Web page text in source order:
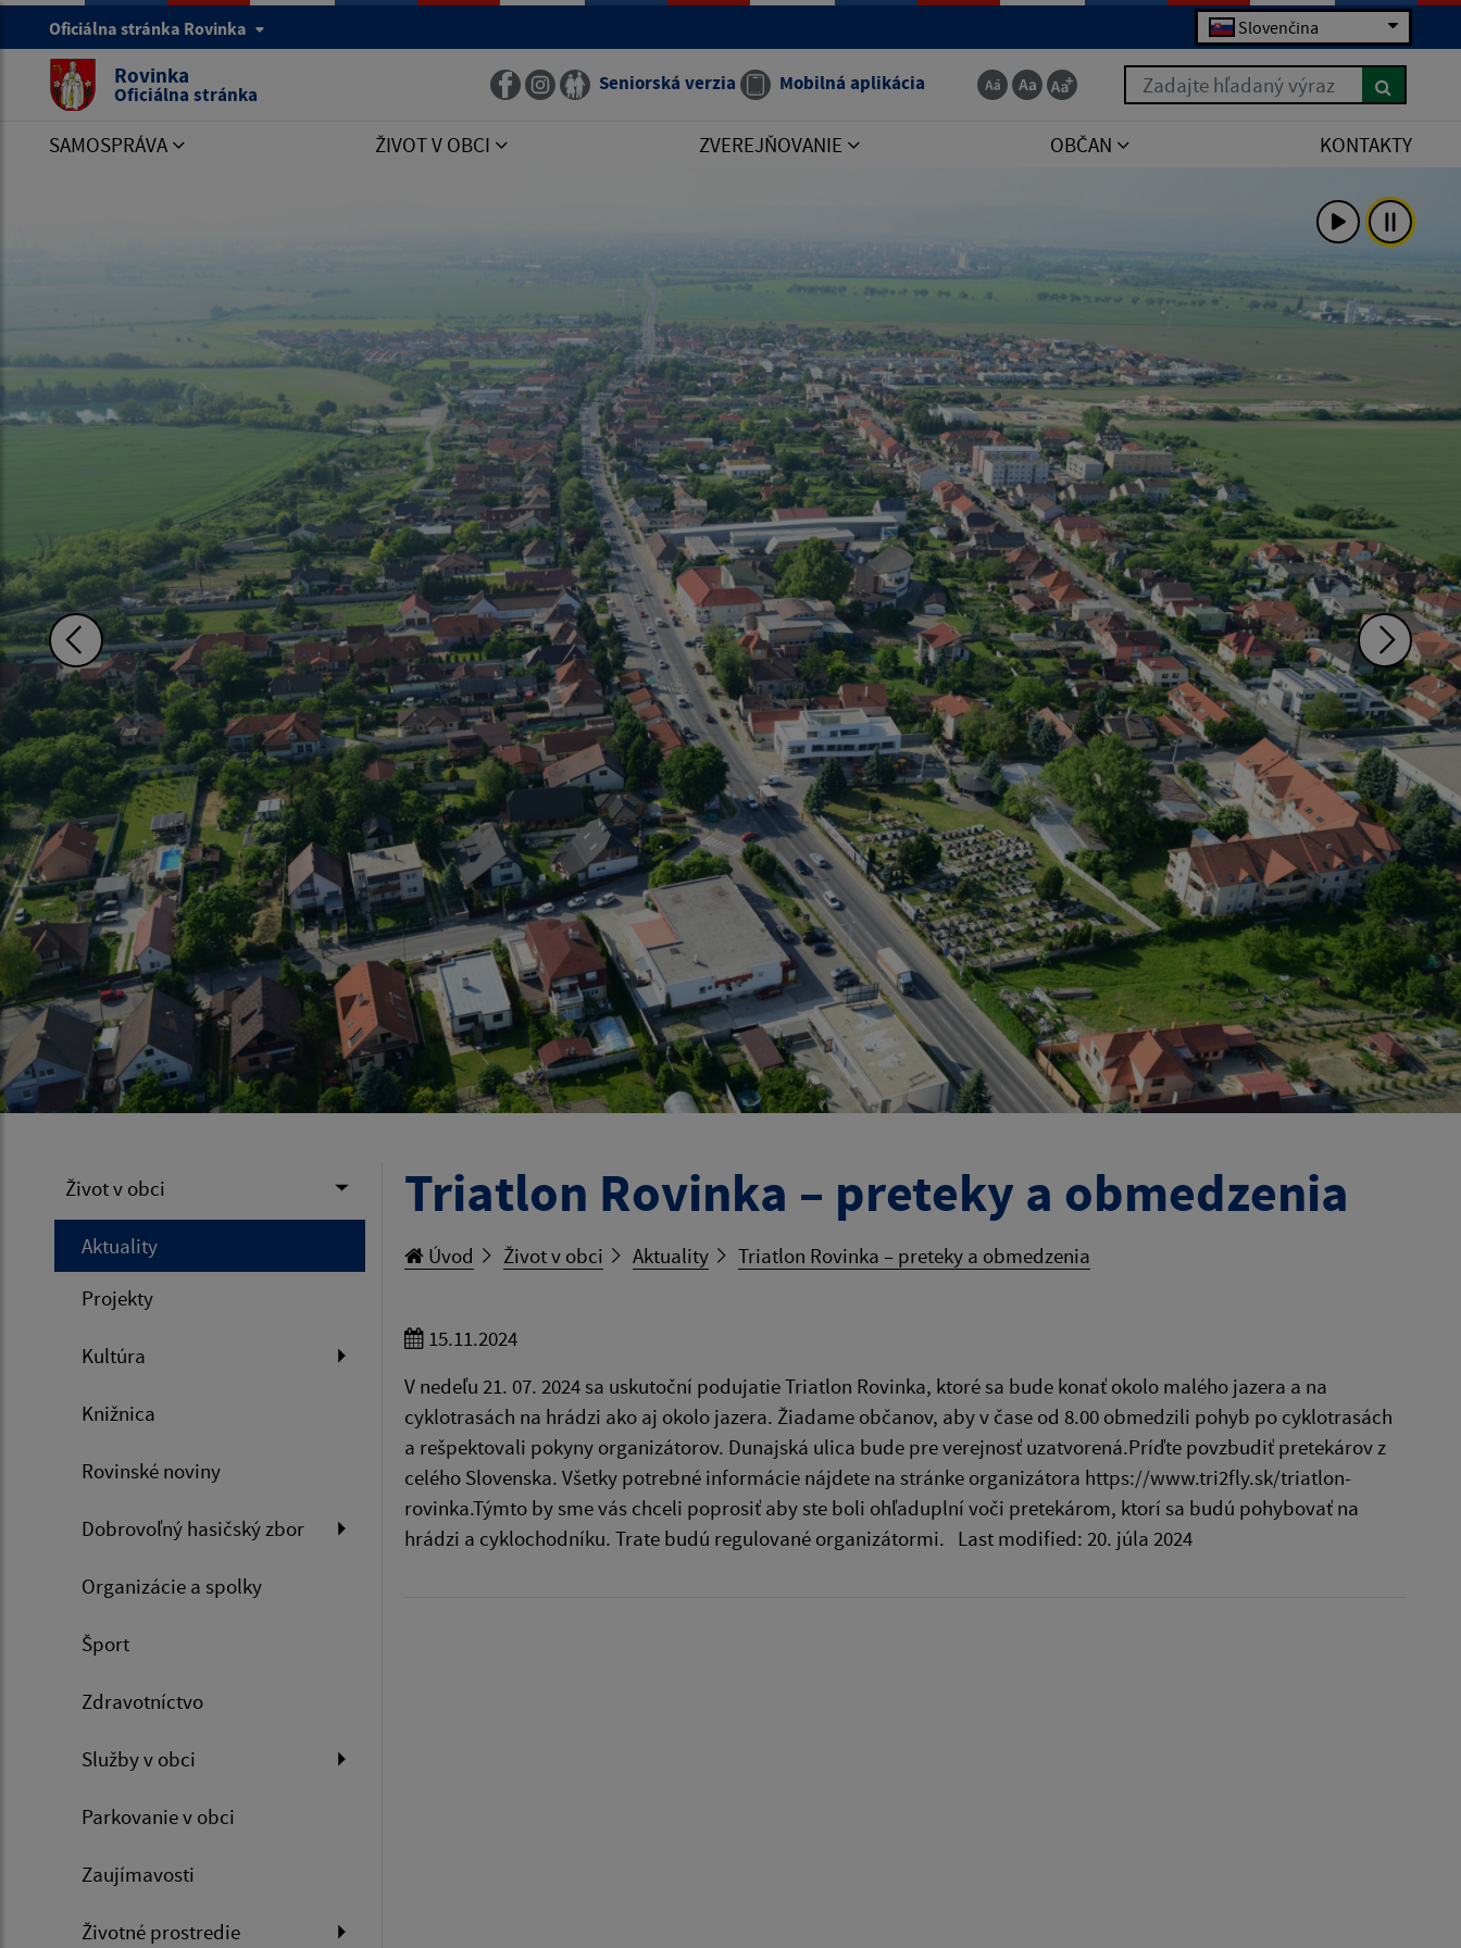
Oficiálna stránka Rovinka Slovenčina
Rovinka
Oficiálna stránka Seniorská verzia Mobilná aplikácia Zadajte hľadaný výraz
SAMOSPRÁVA ŽIVOT V OBCI ZVEREJŇOVANIE OBČAN KONTAKTY
Život v obci
Aktuality
Projekty
Kultúra
Knižnica
Rovinské noviny
Dobrovoľný hasičský zbor
Organizácie a spolky
Šport
Zdravotníctvo
Služby v obci
Parkovanie v obci
Zaujímavosti
Životné prostredie
Triatlon Rovinka – preteky a obmedzenia
Úvod Život v obci Aktuality Triatlon Rovinka – preteky a obmedzenia
15.11.2024
V nedeľu 21. 07. 2024 sa uskutoční podujatie Triatlon Rovinka, ktoré sa bude konať okolo malého jazera a na
cyklotrasách na hrádzi ako aj okolo jazera. Žiadame občanov, aby v čase od 8.00 obmedzili pohyb po cyklotrasách
a rešpektovali pokyny organizátorov. Dunajská ulica bude pre verejnosť uzatvorená.Príďte povzbudiť pretekárov z
celého Slovenska. Všetky potrebné informácie nájdete na stránke organizátora https://www.tri2fly.sk/triatlon-
rovinka.Týmto by sme vás chceli poprosiť aby ste boli ohľaduplní voči pretekárom, ktorí sa budú pohybovať na
hrádzi a cyklochodníku. Trate budú regulované organizátormi. Last modified: 20. júla 2024